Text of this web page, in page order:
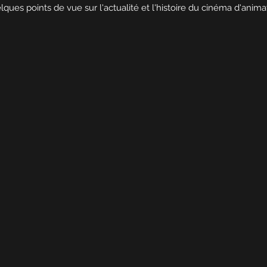
points de vue sur l'actualité et l'histoire du cinéma